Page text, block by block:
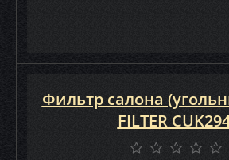
Фильтр салона
FILTER